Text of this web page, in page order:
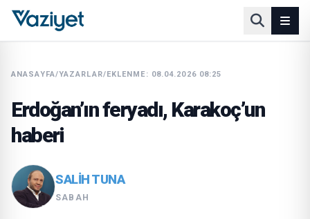
ANASAYFA/YAZARLAR/EKLENME: 08.04.2026 08:25
Erdoğan’ın feryadı, Karakoç’un
haberi
SALİH TUNA
SABAH